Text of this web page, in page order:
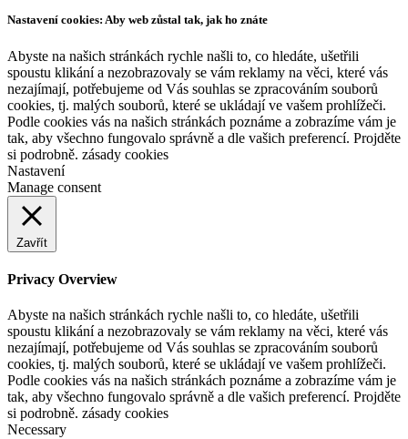
Nastavení cookies: Aby web zůstal tak, jak ho znáte
Abyste na našich stránkách rychle našli to, co hledáte, ušetřili
spoustu klikání a nezobrazovaly se vám reklamy na věci, které vás
nezajímají, potřebujeme od Vás souhlas se zpracováním souborů
cookies, tj. malých souborů, které se ukládají ve vašem prohlížeči.
Podle cookies vás na našich stránkách poznáme a zobrazíme vám je
tak, aby všechno fungovalo správně a dle vašich preferencí. Projděte
si podrobně. zásady cookies
Nastavení
Manage consent
Zavřít
Privacy Overview
Abyste na našich stránkách rychle našli to, co hledáte, ušetřili
spoustu klikání a nezobrazovaly se vám reklamy na věci, které vás
nezajímají, potřebujeme od Vás souhlas se zpracováním souborů
cookies, tj. malých souborů, které se ukládají ve vašem prohlížeči.
Podle cookies vás na našich stránkách poznáme a zobrazíme vám je
tak, aby všechno fungovalo správně a dle vašich preferencí. Projděte
si podrobně. zásady cookies
Necessary